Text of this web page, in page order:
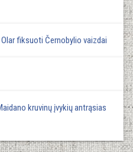
fiksuoti Černobylio vaizdai
kruvinų įvykių antrąsias